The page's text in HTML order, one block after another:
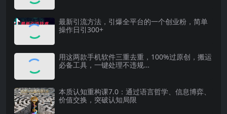
最新引流方法，引爆全平台的一个创业粉，简单
操作日引300+
用这两款手机软件三重去重，100%过原创，搬运
必备工具，一键处理不违规…
本质认知重构课7.0：通过语言哲学、信息博弈、
价值交换，突破认知局限